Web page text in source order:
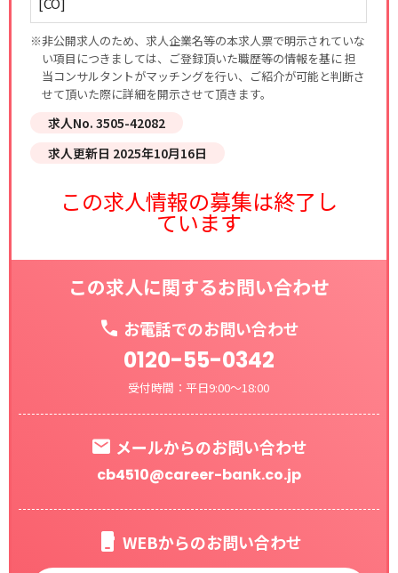
※非公開求人のため、求人企業名等の本求人票で明示されていな
い項目につきましては、ご登録頂いた職歴等の情報を基に 担
当コンサルタントがマッチングを行い、ご紹介が可能と判断さ
せて頂いた際に詳細を開示させて頂きます。
求人No. 3505-42082
求人更新日 2025年10月16日
この求人情報の募集は終了し
ています
この求人に関するお問い合わせ
お電話でのお問い合わせ
0120-55-0342
受付時間：平日9:00～18:00
メールからのお問い合わせ
cb4510@career-bank.co.jp
WEBからのお問い合わせ